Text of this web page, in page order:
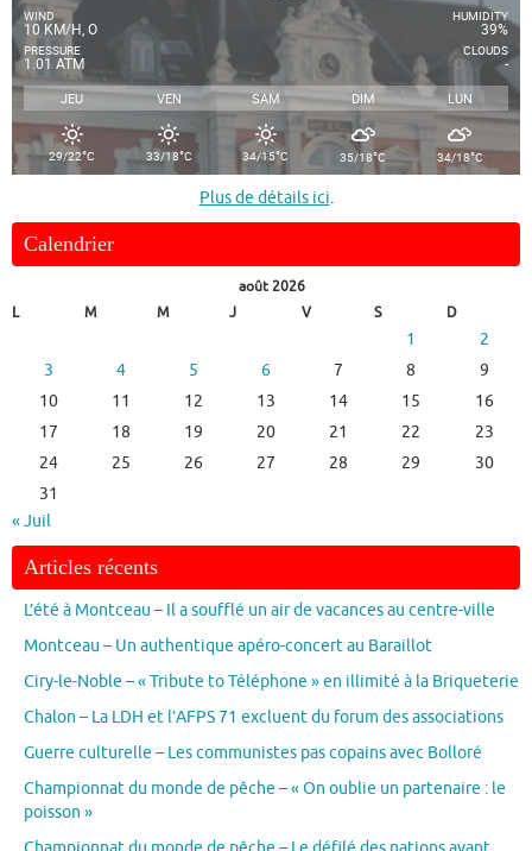
WIND
10 KM/H, O
PRESSURE
1.01 ATM
HUMIDITY
39%
CLOUDS
-
JEU VEN SAM DIM LUN
29/22°C 33/18°C 34/15°C 35/18°C 34/18°C
Plus de détails ici.
Calendrier
août 2026
L
M M J V S D
1
2
3
4 5 6 7 8
9
10
11 12 13 14 15
16
17
18 19 20 21 22
23
24
25 26 27 28 29
30
31
« Juil
Articles récents
L’été à Montceau – Il a soufflé un air de vacances au centre-ville
Montceau – Un authentique apéro-concert au Baraillot
Ciry-le-Noble – « Tribute to Téléphone » en illimité à la Briqueterie
Chalon – La LDH et l’AFPS 71 excluent du forum des associations
Guerre culturelle – Les communistes pas copains avec Bolloré
Championnat du monde de pêche – « On oublie un partenaire : le
poisson »